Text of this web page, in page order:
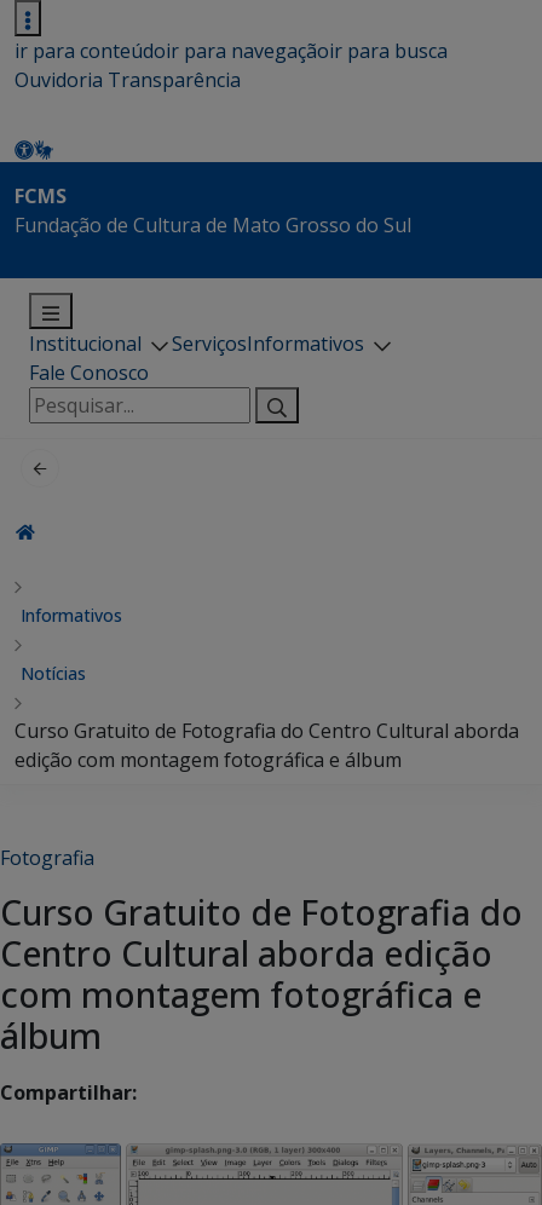
ir para conteúdoir para navegaçãoir para busca
Ouvidoria Transparência
FCMS
Fundação de Cultura de Mato Grosso do Sul
Institucional ServiçosInformativos
Fale Conosco
Pesquisar
por:
Informativos
Notícias
Curso Gratuito de Fotografia do Centro Cultural aborda
edição com montagem fotográfica e álbum
Fotografia
Curso Gratuito de Fotografia do
Centro Cultural aborda edição
com montagem fotográfica e
álbum
Compartilhar: